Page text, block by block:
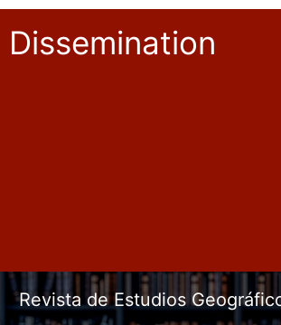
Dissemination
Revista de Estudios